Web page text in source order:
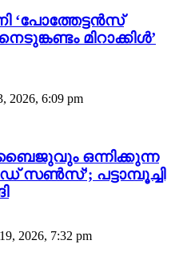
‘പോത്തേട്ടൻസ്
മിറാക്കിൾ’
2026, 6:09 pm
ഒന്നിക്കുന്ന
സൺസ്’; പട്ടാമ്പൂച്ചി
2026, 7:32 pm